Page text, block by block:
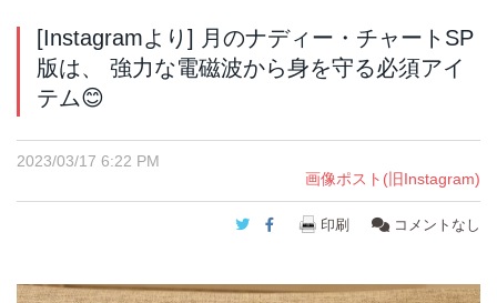
[Instagramより] 月のナディー・チャートSP
版は、 強力な電磁波から身を守る必須アイ
テム😊
2023/03/17 6:22 PM
画像ポスト(旧Instagram)
Twitter
Facebook
印刷 コメントなし